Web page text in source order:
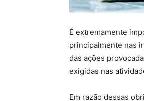
É extremamente
principalmente nas
das ações
exigidas nas
Em razão dessas